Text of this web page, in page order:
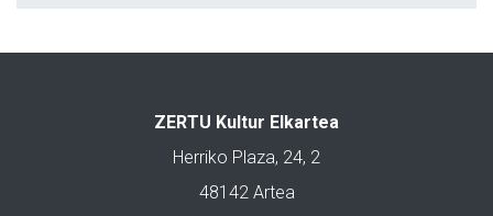
ZERTU Kultur Elkartea
Herriko Plaza, 24, 2
48142 Artea